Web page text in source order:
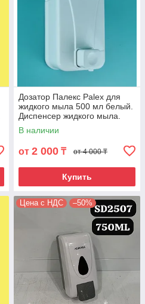
Дозатор Палекс Palex для
жидкого мыла 500 мл белый.
Диспенсер жидкого мыла.
PL500
В наличии
от 2 000 ₸ от 4 000 ₸
Купить
Цена с НДС –50%